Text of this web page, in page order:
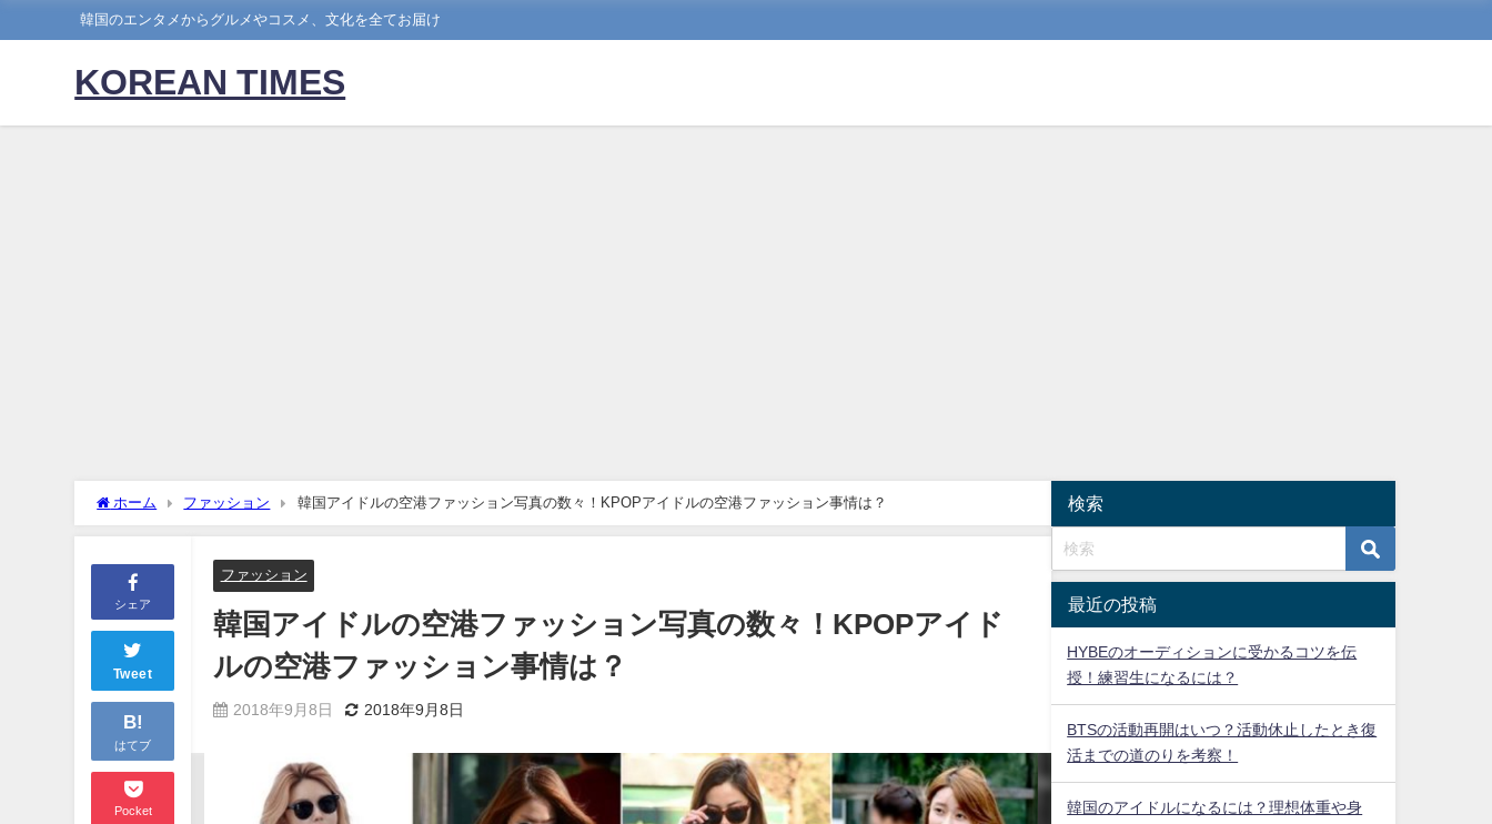
韓国のエンタメからグルメやコスメ、文化を全てお届け
KOREAN TIMES
ホーム ファッション 韓国アイドルの空港ファッション写真の数々！KPOPアイドルの空港ファッション事情は？
シェア
Tweet
B!
はてブ
Pocket
ファッション
韓国アイドルの空港ファッション写真の数々！KPOPアイド
ルの空港ファッション事情は？
2018年9月8日 2018年9月8日
検索
最近の投稿
HYBEのオーディションに受かるコツを伝
授！練習生になるには？
BTSの活動再開はいつ？活動休止したとき復
活までの道のりを考察！
韓国のアイドルになるには？理想体重や身